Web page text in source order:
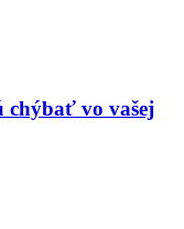
chýbať vo vašej